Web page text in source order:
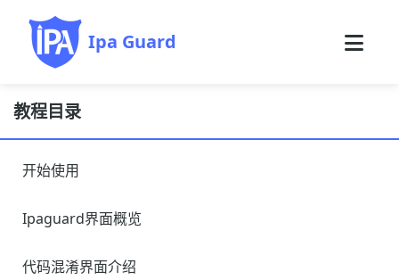
Ipa Guard
教程目录
开始使用
Ipaguard界面概览
代码混淆界面介绍